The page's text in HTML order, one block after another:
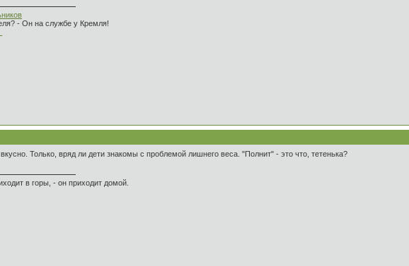
- Он на службе у Кремля!
Только, вряд ли дети знакомы с проблемой лишнего веса. "Полнит" - это что, тетенька?
в горы, - он приходит домой.